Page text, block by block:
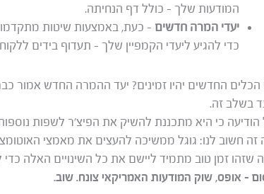
המודעות שלך – כולל דף הנחיתה.
יעדי המרה חדשים – כעת, באמצעות שיטות
כדי להגיע ליעדי הקמפיין שלך – תעדוף בידים
הכלים החדשים יהיו זמינים? יעד ההמרה החדש אמור
בשלב זה.
הודיעה כי היא מתכננת להשיק את הפיצ’ר לשפות
שזהו זמן טוב מתמיד ליישם את כל השינויים האלה
– אופס, שוק המודעות האמריקאי צונח. שוב.